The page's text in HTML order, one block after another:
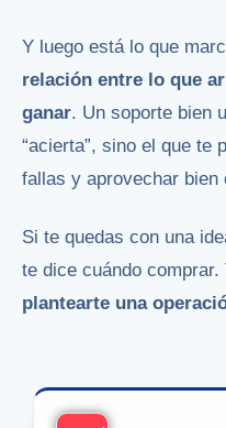
Y luego está lo que
relación entre lo que
ganar. Un soporte bien
“acierta”, sino el que te
fallas y aprovechar bien
Si te quedas con una
te dice cuándo comprar.
plantearte una